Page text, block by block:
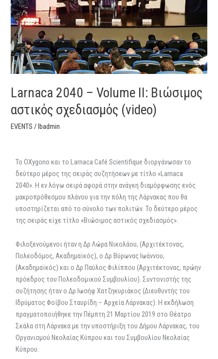
Larnaca 2040 – Volume II: Βιώσιμος
αστικός σχεδιασμός (video)
EVENTS /lbadmin
Το OXygono και το Larnaca Café Scientifique διοργάνωσαν το
δεύτερο μέρος της σειράς συζητήσεων με τίτλο «Larnaca
2040». Η εν λόγω σειρά αφορά στην ανάγκη διαμόρφωσης ενός
μακροπρόθεσμου πλάνου για την πόλη της Λάρνακας που θα
υποστηρίζεται από το σύνολο των πολιτών. Το δεύτερο μέρος
της σειράς είχε τίτλο «Βιώσιμος αστικός σχεδιασμός».
Φιλοξενούμενοι ήταν η Δρ Λώρα Νικολάου, (Αρχιτέκτονας,
Πολεοδόμος, Ακαδημαϊκός), ο Δρ Βύρωνας Ιωάννου,
(Ακαδημαϊκός) και ο Δρ Παύλος Φιλίππου (Αρχιτέκτονας, πρώην
πρόεδρος του Πολεοδομικού Συμβουλίου). Συντονιστής της
συζήτησης ήταν ο Δρ Ιωσήφ Χατζηκυριάκος (Διευθυντής του
Ιδρύματος Φοίβου Σταυρίδη – Αρχεία Λάρνακας). Η εκδήλωση
πραγματοποιήθηκε την Πέμπτη 21 Μαρτίου 2019 στο Θέατρο
Σκάλα στη Λάρνακα με την υποστήριξη του Δήμου Λάρνακας, του
Οργανισμού Νεολαίας Κύπρου και του Συμβουλίου Νεολαίας
Κύπρου.
αστικός
σχεδιασμός
(video)